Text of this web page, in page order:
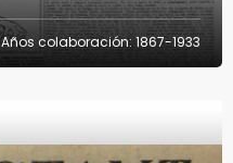
Años colaboración: 1867-1933